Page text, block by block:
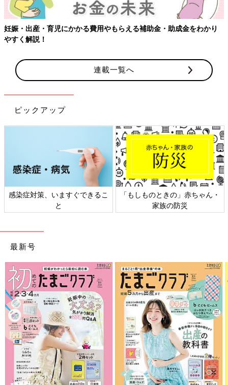
妊娠・出産・育児にかかる費用やもらえる補助金・助成金をわかり
やすく解説！
連載一覧へ
ピックアップ
感染症対策、いますぐできるこ
と
「もしものときの」赤ちゃん・
家族の防災
最新号